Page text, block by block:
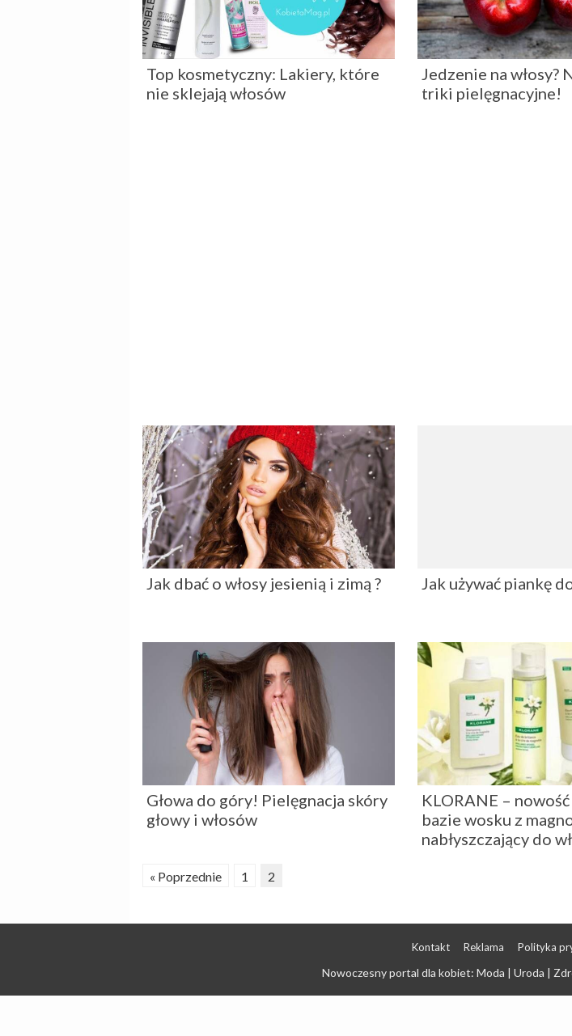
Top kosmetyczny: Lakiery, które
nie sklejają włosów
Jedzenie na włosy?
triki pielęgnacyjne!
Jak dbać o włosy jesienią i zimą ? Jak używać piankę
Głowa do góry! Pielęgnacja skóry
głowy i włosów
KLORANE –
bazie wosku z
nabłyszczający do
« Poprzednie 1 2
Kontakt Reklama Polityka
Nowoczesny portal dla kobiet: Moda | Uroda |